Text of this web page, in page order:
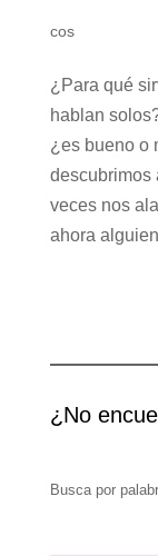
cos
¿Para qué
hablan
¿es bueno o
descubrimos
veces nos
ahora
¿No
Busca por